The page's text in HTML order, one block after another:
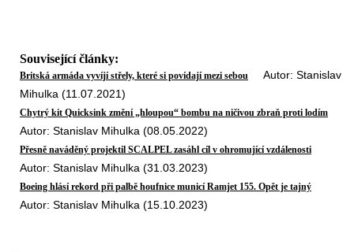
Související články:
Britská armáda vyvíjí střely, které si povídají mezi sebou Autor: Stanislav
Mihulka (11.07.2021)
Chytrý kit Quicksink změní „hloupou“ bombu na ničivou zbraň proti lodím
Autor: Stanislav Mihulka (08.05.2022)
Přesně naváděný projektil SCALPEL zasáhl cíl v ohromující vzdálenosti
Autor: Stanislav Mihulka (31.03.2023)
Boeing hlásí rekord při palbě houfnice municí Ramjet 155. Opět je tajný
Autor: Stanislav Mihulka (15.10.2023)